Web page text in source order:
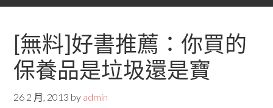
[無料]好書推薦：你買的
保養品是垃圾還是寶
26 2 月, 2013 by admin